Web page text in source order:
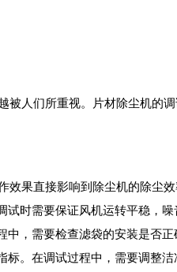
被人们所重视。 片材除尘机的
果直接影响到除尘机的除尘
时需要保证风机运转平稳，
，需要检查滤袋的安装是否
。在调试过程中，需要调整洁